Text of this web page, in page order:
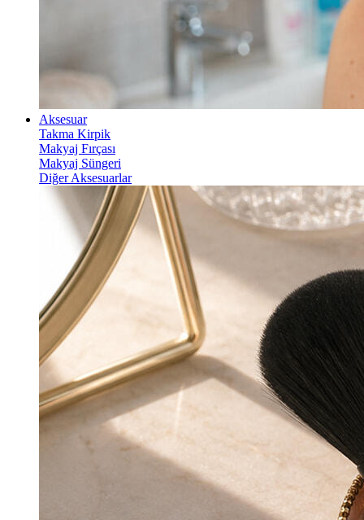
Aksesuar
Takma Kirpik
Makyaj Fırçası
Makyaj Süngeri
Diğer Aksesuarlar